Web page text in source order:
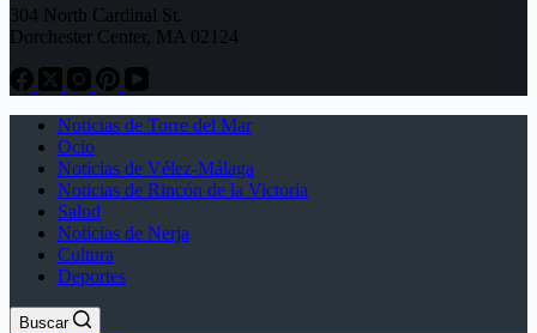
304 North Cardinal St.
Dorchester Center, MA 02124
Noticias de Torre del Mar
Ocio
Noticias de Vélez-Málaga
Noticias de Rincón de la Victoria
Salud
Noticias de Nerja
Cultura
Deportes
Buscar